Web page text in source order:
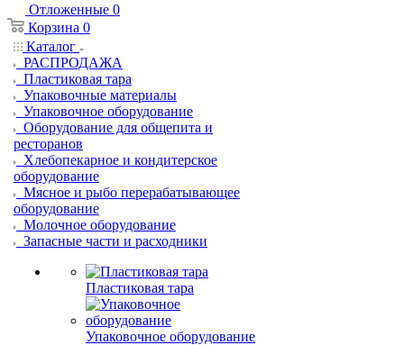
Отложенные 0
Корзина 0
Каталог
РАСПРОДАЖА
Пластиковая тара
Упаковочные материалы
Упаковочное оборудование
Оборудование для общепита и
ресторанов
Хлебопекарное и кондитерское
оборудование
Мясное и рыбо перерабатывающее
оборудование
Молочное оборудование
Запасные части и расходники
Пластиковая тара
Упаковочное оборудование